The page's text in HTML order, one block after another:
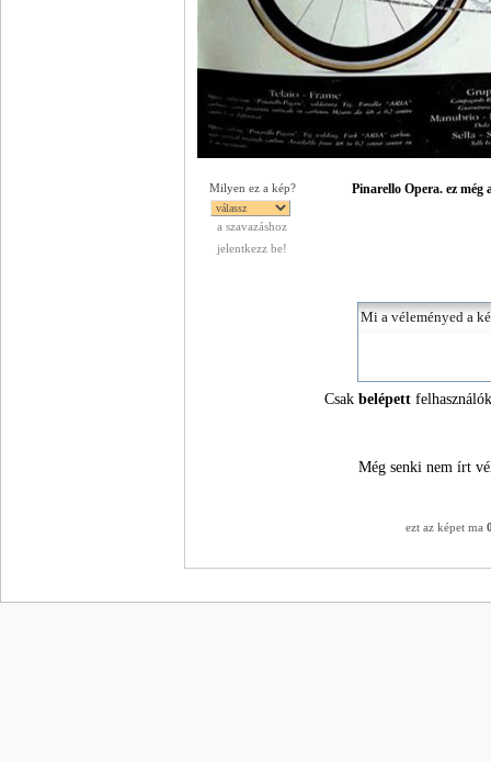
Milyen ez a kép?
a szavazáshoz
jelentkezz be!
Pinarello Opera. ez még
Csakbelépett
Még senki nem írt
ezt az képet ma